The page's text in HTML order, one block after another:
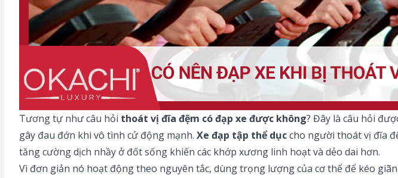
Tương tự như câu hỏi thoát vị đĩa đệm có đạp xe được không? Đây là câu hỏi
gây đau đớn khi vô tình cử động mạnh. Xe đạp tập thể dụccho người thoát vị đĩa
tăng cường dịch nhầy ở đốt sống khiến các khớp xương linh hoạt và dẻo dai hơn.
Vì đơn giản nó hoạt động theo nguyên tắc, dùng trọng lượng của cơ thể để kéo